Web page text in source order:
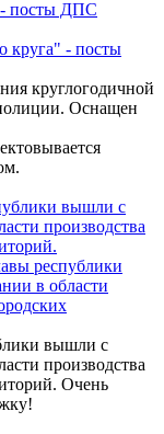
круга" - посты
круглогодичной
Оснащен
республики
в области
вышли с
производства
Очень